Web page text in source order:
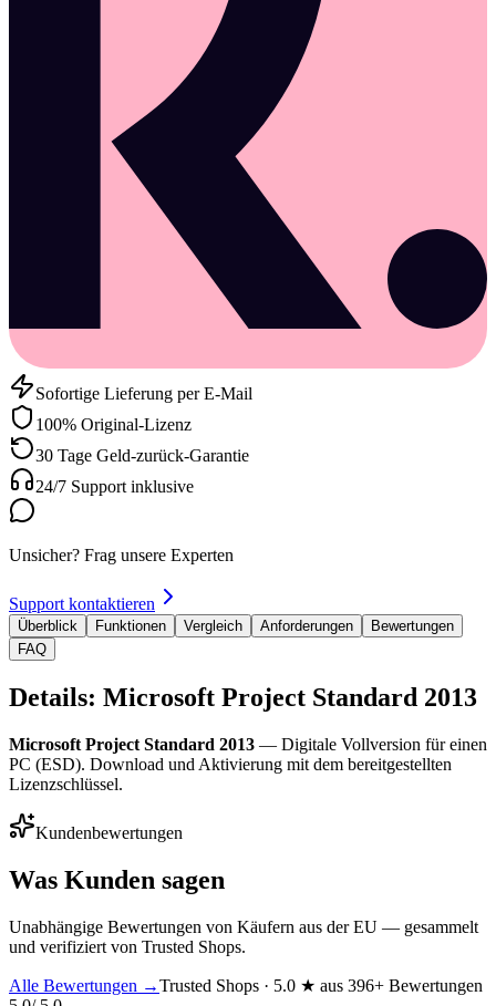
Sofortige Lieferung per E-Mail
100% Original-Lizenz
30 Tage Geld-zurück-Garantie
24/7 Support inklusive
Unsicher? Frag unsere Experten
Support kontaktieren
Überblick Funktionen Vergleich Anforderungen
Bewertungen
FAQ
Details: Microsoft Project Standard 2013
Microsoft Project Standard 2013 — Digitale Vollversion für einen
PC (ESD). Download und Aktivierung mit dem bereitgestellten
Lizenzschlüssel.
Kundenbewertungen
Was Kunden sagen
Unabhängige Bewertungen von Käufern aus der EU — gesammelt
und verifiziert von Trusted Shops.
Alle Bewertungen →Trusted Shops · 5.0 ★ aus 396+ Bewertungen